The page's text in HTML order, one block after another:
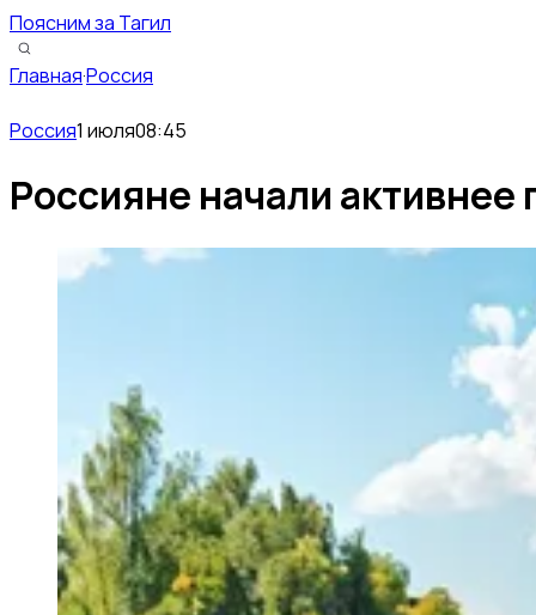
Поясним за Тагил
Главная·Россия
Россия1 июля08:45
Россияне начали активнее